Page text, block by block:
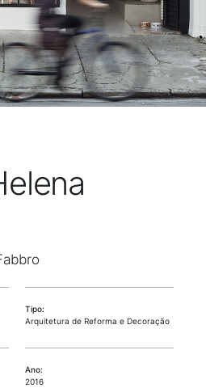
Tipo:
Arquitetura de Reforma e Decoração
Ano:
2016